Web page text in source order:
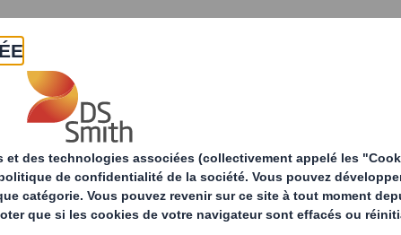
Produits & Services
recyclage